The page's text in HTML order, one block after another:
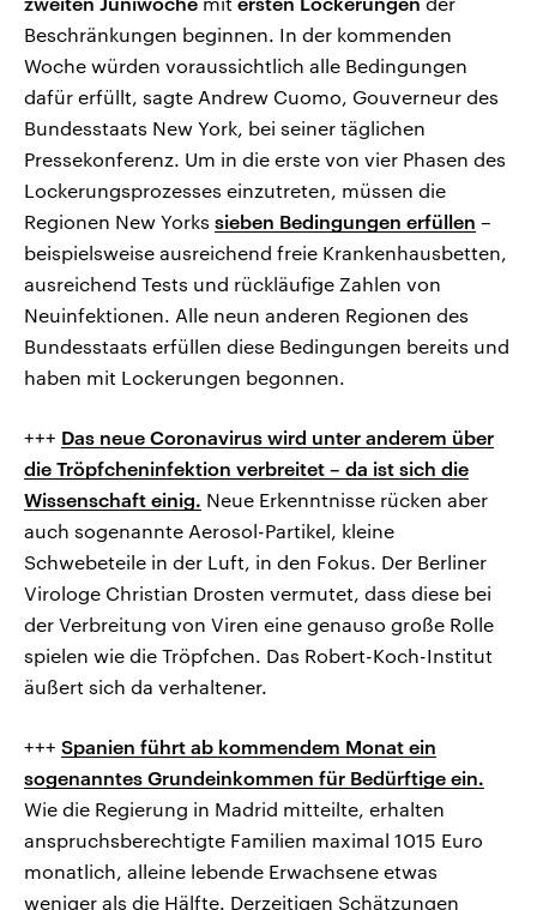
Beschränkungen beginnen. In der kommenden
Woche würden voraussichtlich alle Bedingungen
dafür erfüllt, sagte Andrew Cuomo, Gouverneur des
Bundesstaats New York, bei seiner täglichen
Pressekonferenz. Um in die erste von vier Phasen des
Lockerungsprozesses einzutreten, müssen die
Regionen New Yorks sieben Bedingungen erfüllen –
beispielsweise ausreichend freie Krankenhausbetten,
ausreichend Tests und rückläufige Zahlen von
Neuinfektionen. Alle neun anderen Regionen des
Bundesstaats erfüllen diese Bedingungen bereits und
haben mit Lockerungen begonnen.
+++ Das neue Coronavirus wird unter anderem über
die Tröpfcheninfektion verbreitet – da ist sich die
Wissenschaft einig. Neue Erkenntnisse rücken aber
auch sogenannte Aerosol-Partikel, kleine
Schwebeteile in der Luft, in den Fokus. Der Berliner
Virologe Christian Drosten vermutet, dass diese bei
der Verbreitung von Viren eine genauso große Rolle
spielen wie die Tröpfchen. Das Robert-Koch-Institut
äußert sich da verhaltener.
+++ Spanien führt ab kommendem Monat ein
sogenanntes Grundeinkommen für Bedürftige ein.
Wie die Regierung in Madrid mitteilte, erhalten
anspruchsberechtigte Familien maximal 1015 Euro
monatlich, alleine lebende Erwachsene etwas
weniger als die Hälfte. Derzeitigen Schätzungen